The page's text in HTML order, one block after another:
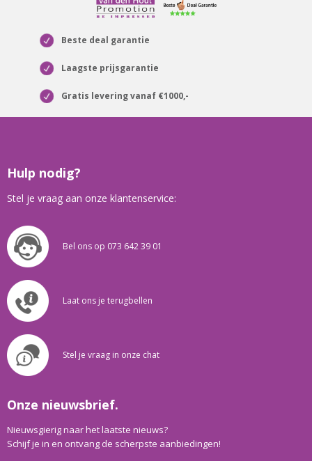
Beste deal garantie
Laagste prijsgarantie
Gratis levering vanaf €1000,-
Hulp nodig?
Stel je vraag aan onze klantenservice:
Bel ons op 073 642 39 01
Laat ons je terugbellen
Stel je vraag in onze chat
Onze nieuwsbrief.
Nieuwsgierig naar het laatste nieuws?
Schijf je in en ontvang de scherpste aanbiedingen!